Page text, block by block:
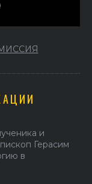
и
Герасим
в